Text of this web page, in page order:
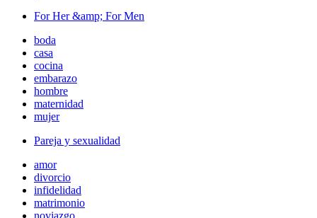
For Her &amp; For Men
boda
casa
cocina
embarazo
hombre
maternidad
mujer
Pareja y sexualidad
amor
divorcio
infidelidad
matrimonio
noviazgo